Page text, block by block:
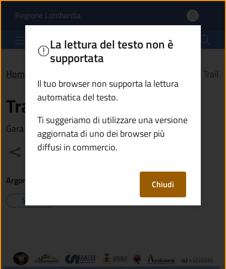
Trabucco Trail |
Regione Lombardia(apre in un'altra scheda).
Comune di Breno
Home Trabucco Trail
Trabucco Trail
Gara competitiva di corsa in montagna
Condividi Vedi azioni
La lettura del testo non è
supportata
Il tuo browser non supporta la lettura
automatica del testo.
Ti suggeriamo di utilizzare una versione
aggiornata di uno dei browser più
diffusi in commercio.
Chiudi
Argomenti
Sport